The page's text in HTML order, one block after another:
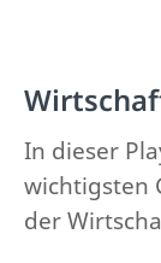
In dieser
wichtigsten
der